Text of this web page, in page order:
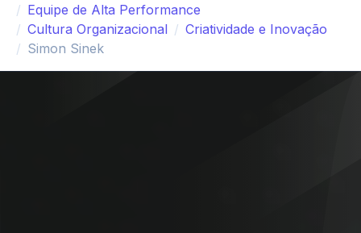
Equipe de Alta Performance
Cultura Organizacional
Criatividade e Inovação
Simon Sinek